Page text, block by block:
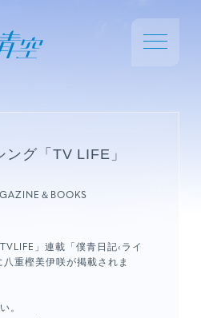
グ「TV LIFE」
＆BOOKS
」連載「僕青日記‹ライ
八重樫美伊咲が掲載されま
。